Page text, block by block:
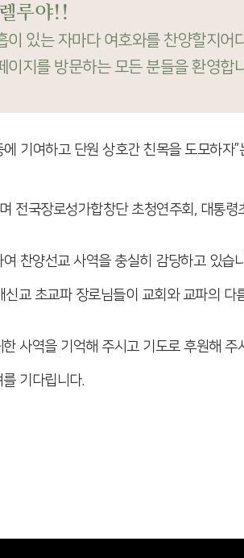
루야!!
이 있는 자마다 여호와를 찬양할지어
이지를 방문하는 모든 분들을 환영합
기여하고 단원 상호간 친목을 도모하자
전국장로성가합창단 초청연주회, 대통
찬양선교 사역을 충실히 감당하고 있습
교 초교파 장로님들이 교회와 교파의
사역을 기억해 주시고 기도로 후원해 주
기다립니다.